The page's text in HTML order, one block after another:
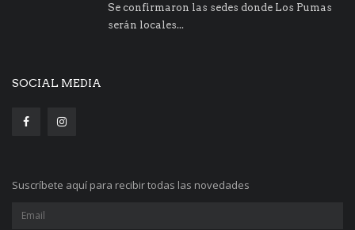
Se confirmaron las sedes donde Los Pumas
serán locales...
SOCIAL MEDIA
Suscríbete aquí para recibir todas las novedades